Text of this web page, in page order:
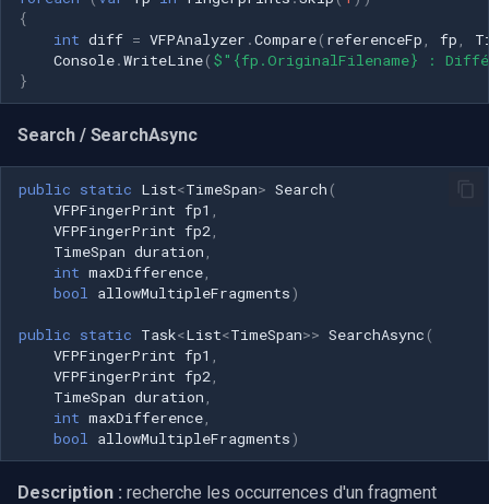
{
int diff = VFPAnalyzer .Compare( referenceFp fp
Console.WriteLine( $"{fp.OriginalFilename} :
}
Search / SearchAsync
public static List<TimeSpan> Search (
VFPFingerPrint fp1
VFPFingerPrint fp2
TimeSpan duration
int maxDifference
bool
allowMultipleFragments)
public static Task<List<TimeSpan>> SearchAsync (
VFPFingerPrint fp1
VFPFingerPrint fp2
TimeSpan duration
int maxDifference
bool
allowMultipleFragments)
Description : recherche les occurrences d'un fragment